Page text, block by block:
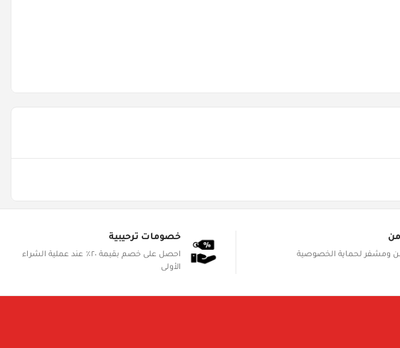
ومشفر لحماية الخصوصية
خصومات ترحيبية
احصل على خصم بقيمة ٢٠٪ عند عملية الشراء
الأولى